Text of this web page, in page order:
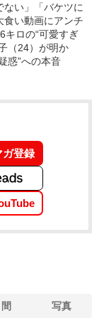
ない」「バケツに
食い動画にアンチ
ロの“可愛すぎ
（24）が明か
惑”への本音
ガ登録
間 写真